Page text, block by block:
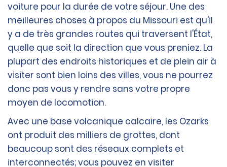
voiture pour la durée de votre séjour. Une des
meilleures choses à propos du Missouri est qu'il
y a de très grandes routes qui traversent l'État,
quelle que soit la direction que vous preniez. La
plupart des endroits historiques et de plein air à
visiter sont bien loins des villes, vous ne pourrez
donc pas vous y rendre sans votre propre
moyen de locomotion.
Avec une base volcanique calcaire, les Ozarks
ont produit des milliers de grottes, dont
beaucoup sont des réseaux complets et
interconnectés; vous pouvez en visiter